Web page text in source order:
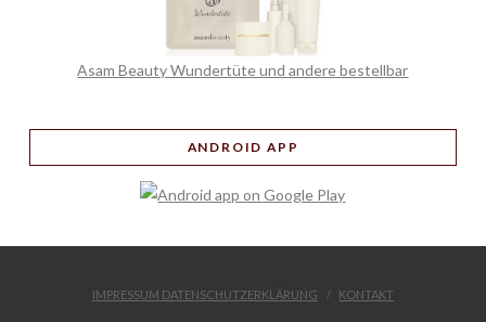
Asam Beauty Wundertüte und andere bestellbar
ANDROID APP
IMPRESSUM DATENSCHUTZERKLÄRUNG KONTAKT